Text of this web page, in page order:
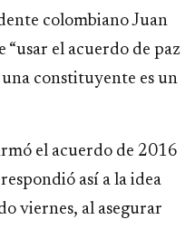
colombiano Juan
“usar el acuerdo de paz
constituyente es un
el acuerdo de 2016
así a la idea
viernes, al asegurar